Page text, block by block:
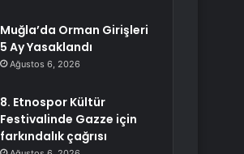
Muğla’da Orman Girişleri
5 Ay Yasaklandı
Ağustos 6, 2026
8. Etnospor Kültür
Festivalinde Gazze için
farkındalık çağrısı